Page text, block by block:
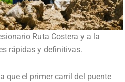
Ruta Costera y a la
rápidas y definitivas.
que el primer carril del puente